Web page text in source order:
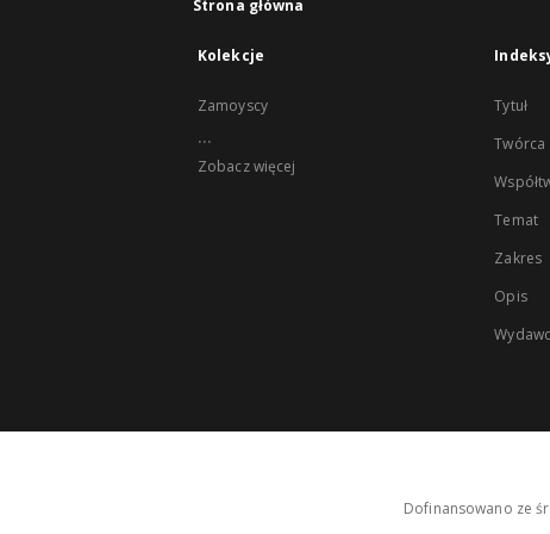
Strona główna
Kolekcje
Zamoyscy
...
Zobacz więcej
Tytuł
Twórca
Temat
Zakres
Opis
Dofinansowano ze